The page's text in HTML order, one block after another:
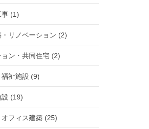
(1)
リノベーション (2)
ョン・共同住宅 (2)
福祉施設 (9)
(19)
オフィス建築 (25)